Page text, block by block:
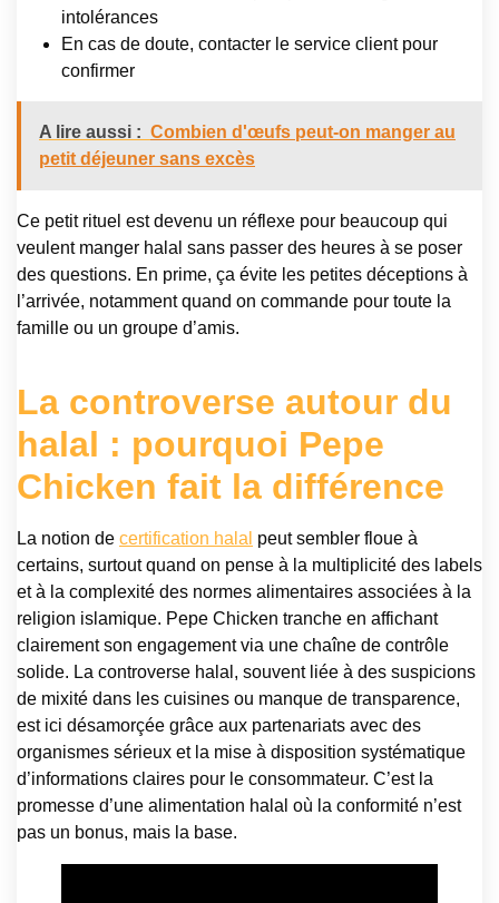
intolérances
En cas de doute, contacter le service client pour
confirmer
A lire aussi : Combien d'œufs peut-on manger au
petit déjeuner sans excès
Ce petit rituel est devenu un réflexe pour beaucoup qui
veulent manger halal sans passer des heures à se poser
des questions. En prime, ça évite les petites déceptions à
l’arrivée, notamment quand on commande pour toute la
famille ou un groupe d’amis.
La controverse autour du
halal : pourquoi Pepe
Chicken fait la différence
La notion de certification halal peut sembler floue à
certains, surtout quand on pense à la multiplicité des labels
et à la complexité des normes alimentaires associées à la
religion islamique. Pepe Chicken tranche en affichant
clairement son engagement via une chaîne de contrôle
solide. La controverse halal, souvent liée à des suspicions
de mixité dans les cuisines ou manque de transparence,
est ici désamorçée grâce aux partenariats avec des
organismes sérieux et la mise à disposition systématique
d’informations claires pour le consommateur. C’est la
promesse d’une alimentation halal où la conformité n’est
pas un bonus, mais la base.